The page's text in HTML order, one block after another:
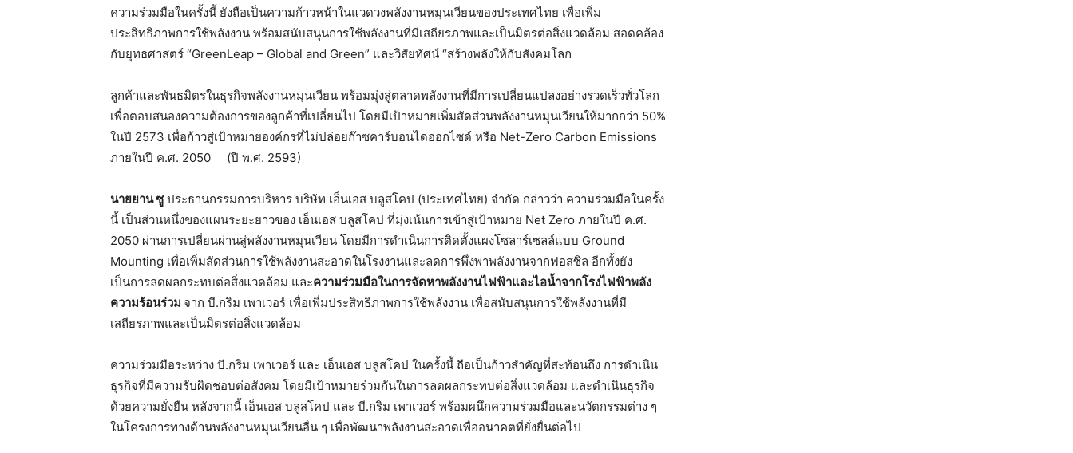
ความร่วมมือในครั้งนี้ ยังถือเป็นความก้าวหน้าในแวดวงพลังงานหมุนเวียนของประเทศไทย เพื่อเพิ่ม
ประสิทธิภาพการใช้พลังงาน พร้อมสนับสนุนการใช้พลังงานที่มีเสถียรภาพและเป็นมิตรต่อสิ่งแวดล้อม สอดคล้อง
กับยุทธศาสตร์ “GreenLeap – Global and Green” และวิสัยทัศน์ “สร้างพลังให้กับสังคมโลก
ลูกค้าและพันธมิตรในธุรกิจพลังงานหมุนเวียน พร้อมมุ่งสู่ตลาดพลังงานที่มีการเปลี่ยนแปลงอย่างรวดเร็วทั่วโลก
เพื่อตอบสนองความต้องการของลูกค้าที่เปลี่ยนไป โดยมีเป้าหมายเพิ่มสัดส่วนพลังงานหมุนเวียนให้มากกว่า 50%
ในปี 2573 เพื่อก้าวสู่เป้าหมายองค์กรที่ไม่ปล่อยก๊าซคาร์บอนไดออกไซด์ หรือ Net-Zero Carbon Emissions
ภายในปี ค.ศ. 2050
(ปี พ.ศ. 2593)
นายยานซูประธานกรรมการบริหาร บริษัท เอ็นเอส บลูสโคป (ประเทศไทย) จำกัด กล่าวว่า ความร่วมมือในครั้ง
นี้ เป็นส่วนหนึ่งของแผนระยะยาวของ เอ็นเอส บลูสโคป ที่มุ่งเน้นการเข้าสู่เป้าหมาย Net Zero ภายในปี ค.ศ.
2050 ผ่านการเปลี่ยนผ่านสู่พลังงานหมุนเวียน โดยมีการดำเนินการติดตั้งแผงโซลาร์เซลล์แบบ Ground
Mounting เพื่อเพิ่มสัดส่วนการใช้พลังงานสะอาดในโรงงานและลดการพึ่งพาพลังงานจากฟอสซิล อีกทั้งยัง
เป็นการลดผลกระทบต่อสิ่งแวดล้อม และความร่วมมือในการจัดหาพลังงานไฟฟ้าและไอน้ำจากโรงไฟฟ้าพลัง
ความร้อนร่วม จาก บี.กริม เพาเวอร์ เพื่อเพิ่มประสิทธิภาพการใช้พลังงาน เพื่อสนับสนุนการใช้พลังงานที่มี
เสถียรภาพและเป็นมิตรต่อสิ่งแวดล้อม
ความร่วมมือระหว่าง บี.กริม เพาเวอร์ และ เอ็นเอส บลูสโคป ในครั้งนี้ ถือเป็นก้าวสำคัญที่สะท้อนถึง การดำเนิน
ธุรกิจที่มีความรับผิดชอบต่อสังคม โดยมีเป้าหมายร่วมกันในการลดผลกระทบต่อสิ่งแวดล้อม และดำเนินธุรกิจ
ด้วยความยั่งยืน หลังจากนี้ เอ็นเอส บลูสโคป และ บี.กริม เพาเวอร์ พร้อมผนึกความร่วมมือและนวัตกรรมต่าง ๆ
ในโครงการทางด้านพลังงานหมุนเวียนอื่น ๆ เพื่อพัฒนาพลังงานสะอาดเพื่ออนาคตที่ยั่งยื่นต่อไป